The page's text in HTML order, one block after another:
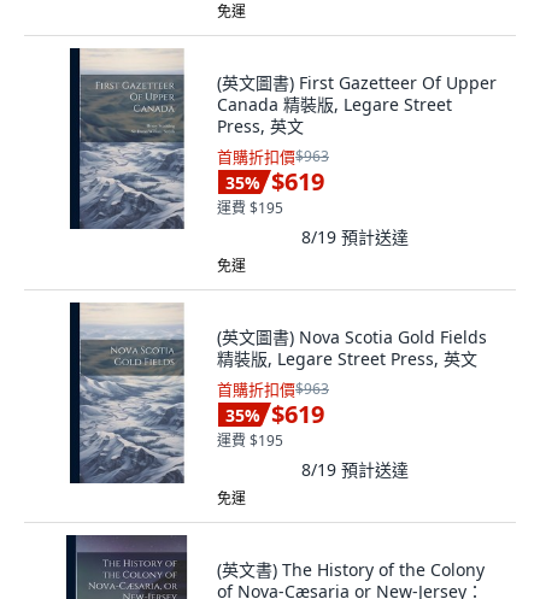
免運
(英文圖書) First Gazetteer Of Upper
Canada 精裝版, Legare Street
Press, 英文
首購折扣價$963
35% $619
運費 $195
8/19 預計送達
免運
(英文圖書) Nova Scotia Gold Fields
精裝版, Legare Street Press, 英文
首購折扣價$963
35% $619
運費 $195
8/19 預計送達
免運
(英文書) The History of the Colony
of Nova-Cæsaria or New-Jersey：